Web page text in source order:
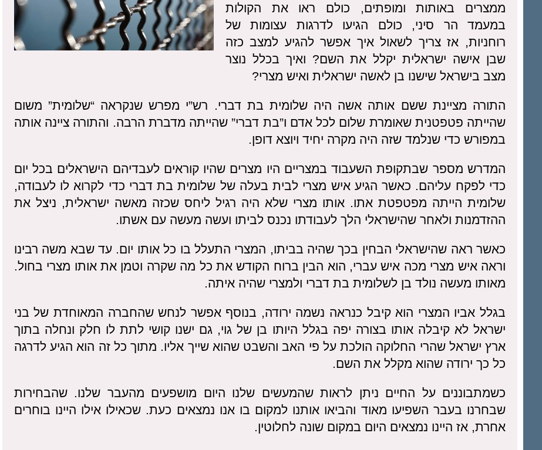
ממצרים באותות ומופתים, כולם ראו את הקולות
במעמד הר סיני, כולם הגיעו לדרגות עצומות של
רוחניות, אז צריך לשאול איך אפשר להגיע למצב כזה
שבן אישה ישראלית יקלל את השם? ואיך בכלל נוצר
מצב בישראל שישנו בן לאשה ישראלית ואיש מצרי?
התורה מציינת ששם אותה אשה היה שלומית בת דברי. רש”י מפרש שנקראה “שלומית” משום
שהייתה פטפטנית שאומרת שלום לכל אדם ו”בת דברי” שהייתה מדברת הרבה. והתורה ציינה אותה
במפורש כדי שנלמד שזה היה מקרה יחיד ויוצא דופן.
המדרש מספר שבתקופת השעבוד במצריים היו מצרים שהיו קוראים לעבדיהם הישראלים בכל יום
כדי לפקח עליהם. כאשר הגיע איש מצרי לבית בעלה של שלומית בת דברי כדי לקרוא לו לעבודה,
שלומית הייתה מפטפטת אתו. אותו מצרי שלא היה רגיל ליחס שכזה מאשה ישראלית, ניצל את
ההזדמנות ולאחר שהישראלי הלך לעבודתו נכנס לביתו ועשה מעשה עם אשתו.
כאשר ראה שהישראלי הבחין בכך שהיה בביתו, המצרי התעלל בו כל אותו יום. עד שבא משה רבינו
וראה איש מצרי מכה איש עברי, הוא הבין ברוח הקודש את כל מה שקרה וטמן את אותו מצרי בחול.
מאותו מעשה נולד בן לשלומית בת דברי ולמצרי שהיה איתה.
בגלל אביו המצרי הוא קיבל כנראה נשמה ירודה, בנוסף אפשר לנחש שהחברה המאוחדת של בני
ישראל לא קיבלה אותו בצורה יפה בגלל היותו בן של גוי, גם ישנו קושי לתת לו חלק ונחלה בתוך
ארץ ישראל שהרי החלוקה הולכת על פי האב והשבט שהוא שייך אליו. מתוך כל זה הוא הגיע לדרגה
כל כך ירודה שהוא מקלל את השם.
כשמתבוננים על החיים ניתן לראות שהמעשים שלנו היום מושפעים מהעבר שלנו. שהבחירות
שבחרנו בעבר השפיעו מאוד והביאו אותנו למקום בו אנו נמצאים כעת. שכאילו אילו היינו בוחרים
אחרת, אז היינו נמצאים היום במקום שונה לחלוטין.